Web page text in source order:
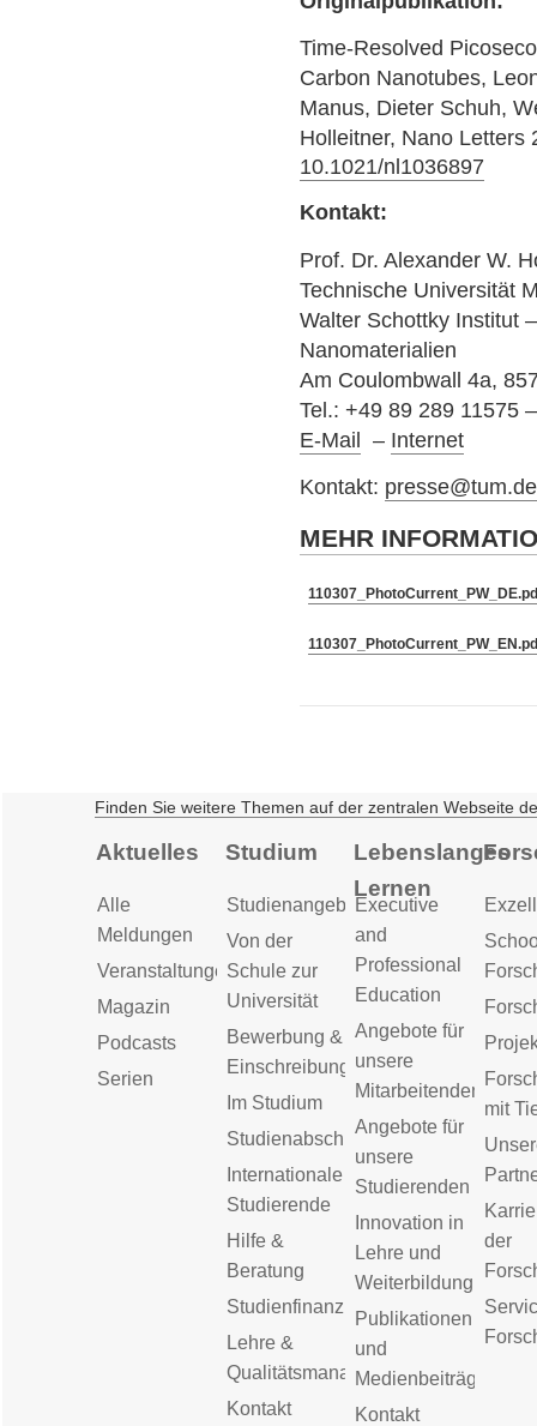
Time-Resolved
Carbon Nanotubes,
Manus, Dieter Schuh,
Holleitner, Nano
10.1021/nl1036897
Kontakt:
Prof. Dr. Alexander W.
Technische Universität
Walter Schottky Institut
Nanomaterialien
Am Coulombwall 4a,
Tel.: +49 89 289 11575
E-Mail – Internet
Kontakt: presse@tum.de
MEHR
Finden Sie weitere Themen auf der zentralen Webseite
Aktuelles
Alle
Meldungen
Veranstaltungen
Magazin
Podcasts
Serien
Studium
Studienangebot
Von der
Schule zur
Universität
Bewerbung &
Einschreibung
Im Studium
Studienabschluss
Internationale
Studierende
Hilfe &
Beratung
Studienfinanzierung
Lehre &
Qualitätsmanagement
Kontakt
Lebenslanges
Lernen
Executive
and
Professional
Education
Angebote für
unsere
Mitarbeitenden
Angebote für
unsere
Studierenden
Innovation in
Lehre und
Weiterbildung
Publikationen
und
Medienbeiträge
Kontakt
mit
der